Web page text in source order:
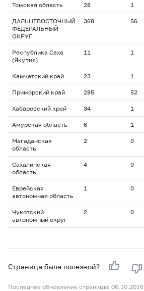
Томская область 28 1
ДАЛЬНЕВОСТОЧНЫЙ
ФЕДЕРАЛЬНЫЙ
ОКРУГ
368 56
Республика Саха
(Якутия)
11 1
Камчатский край 23 1
Приморский край 285 52
Хабаровский край 34 1
Амурская область 6 1
Магаданская
область
2 0
Сахалинская
область
4 0
Еврейская
автономная область
1 0
Чукотский
автономный округ
2 0
Страница была полезной?
Последнее обновление страницы: 06.10.2016